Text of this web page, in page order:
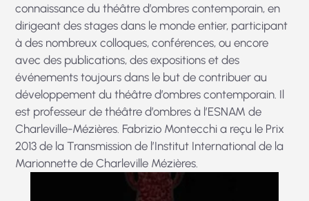
connaissance du théâtre d’ombres contemporain, en
dirigeant des stages dans le monde entier, participant
à des nombreux colloques, conférences, ou encore
avec des publications, des expositions et des
événements toujours dans le but de contribuer au
développement du théâtre d’ombres contemporain. Il
est professeur de théâtre d’ombres à l’ESNAM de
Charleville-Mézières. Fabrizio Montecchi a reçu le Prix
2013 de la Transmission de l’Institut International de la
Marionnette de Charleville Mézières.